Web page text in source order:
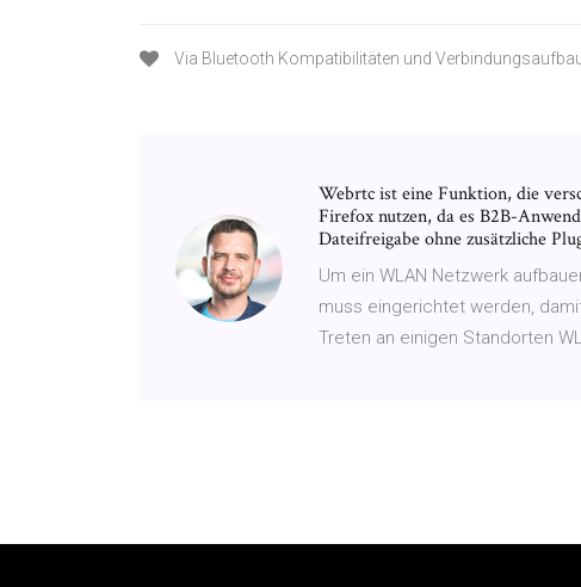
Via Bluetooth Kompatibilitäten und
Webrtc ist eine Funktion, die
Firefox nutzen, da es B2B-
Dateifreigabe ohne zusätzliche
Um ein WLAN Netzwerk
muss eingerichtet werden,
Treten an einigen Standorten